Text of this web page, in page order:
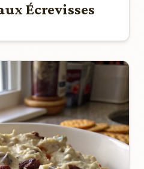
Écrevisses